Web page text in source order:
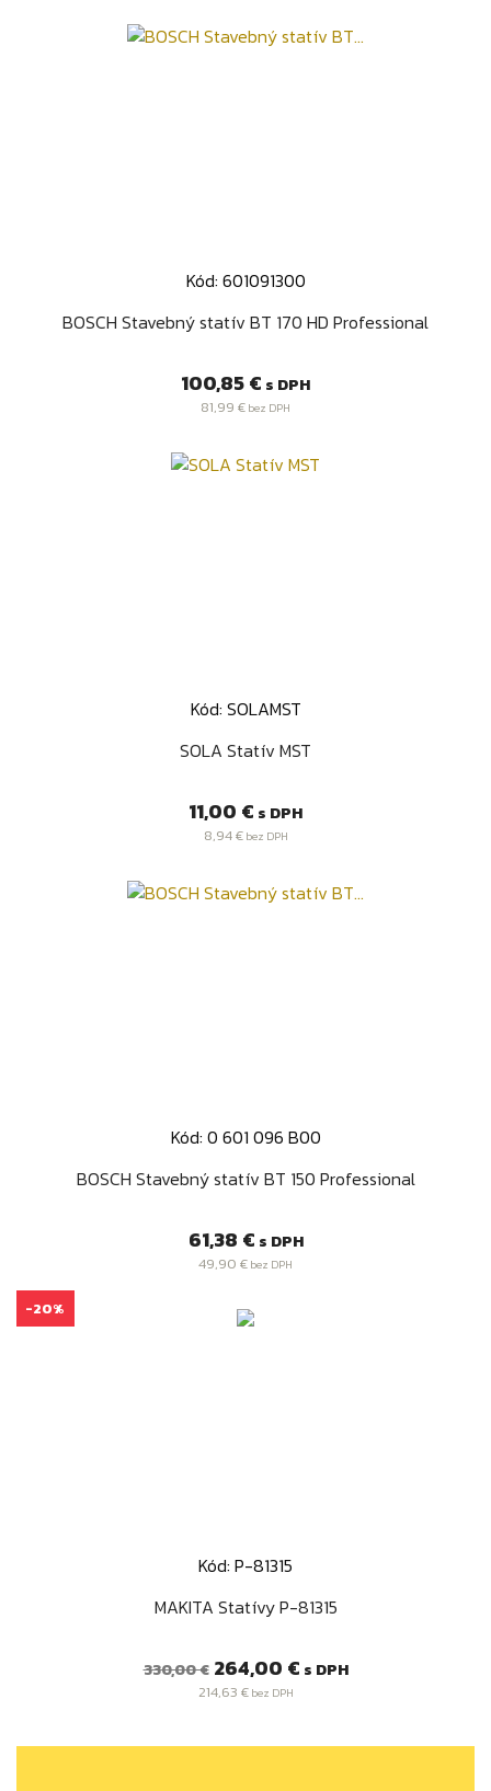
Kód: 601091300
BOSCH Stavebný statív BT 170 HD Professional
Cena
100,85 € s DPH
81,99 € bez DPH
Kód: SOLAMST
SOLA Statív MST
Cena
11,00 € s DPH
8,94 €bez DPH
Kód: 0 601 096 B00
BOSCH Stavebný statív BT 150 Professional
Cena
61,38 € s DPH
49,90 € bez DPH
Kód: P-81315
MAKITA Statívy P-81315
Bežná
330,00 € Cena
264,00 € s DPH
214,63 €bez DPH
-20%